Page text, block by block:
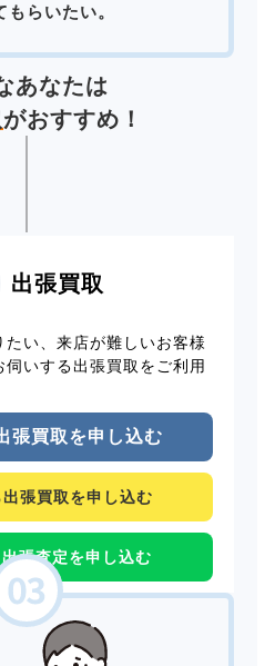
もらいたい。
あなたは
がおすすめ！
出張買取
たい、来店が難しいお客様
いする出張買取をご利用
張買取を申し込む
張買取を申し込む
張査定を申し込む